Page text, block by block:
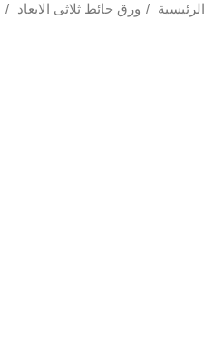
الرئيسية ورق حائط ثلاثى الابعاد